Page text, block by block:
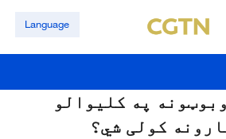
Language
په کليوالو
کولی شي؟